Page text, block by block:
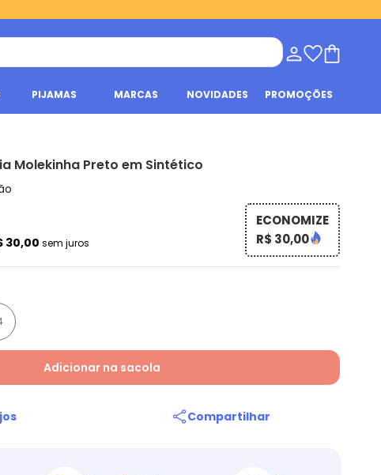
PIJAMAS MARCAS NOVIDADES PROMOÇÕES
Molekinha Preto em Sintético
30,00 sem juros
ECONOMIZE
R$ 30,00
Adicionar na sacola
Compartilhar